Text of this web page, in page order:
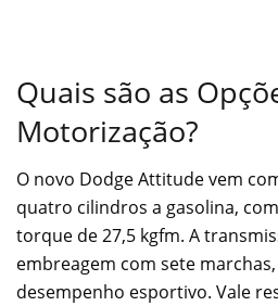
Quais são as
Motorização?
O novo Dodge Attitude vem
quatro cilindros a gasolina,
torque de 27,5 kgfm. A
embreagem com sete
desempenho esportivo. Vale